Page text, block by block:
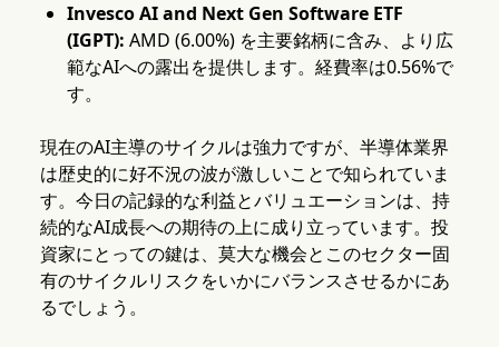
Invesco AI and Next Gen Software ETF
(IGPT): AMD (6.00%) を主要銘柄に含み、より広
範なAIへの露出を提供します。経費率は0.56%で
す。
現在のAI主導のサイクルは強力ですが、半導体業界
は歴史的に好不況の波が激しいことで知られていま
す。今日の記録的な利益とバリュエーションは、持
続的なAI成長への期待の上に成り立っています。投
資家にとっての鍵は、莫大な機会とこのセクター固
有のサイクルリスクをいかにバランスさせるかにあ
るでしょう。